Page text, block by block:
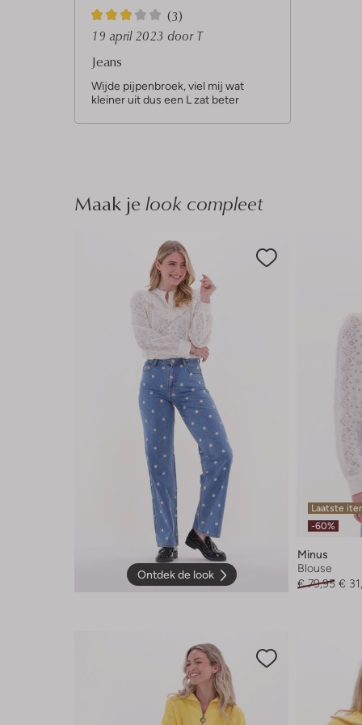
3
S
t
e
r
r
(3)
19 april 2023 door T
Jeans
Wijde pijpenbroek, viel mij wat
kleiner uit dus een L zat beter
Maak je look compleet
Ontdek de look
Laatste
-60%
Minus
Blouse
€ 79,95 €